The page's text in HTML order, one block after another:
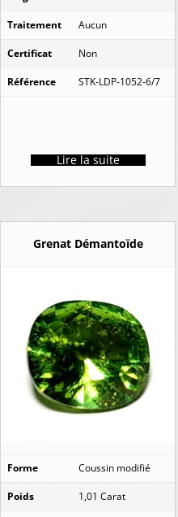
Traitement Aucun
Certificat Non
Référence STK-LDP-1052-6/7
Lire la suite
Grenat Démantoïde
Forme Coussin modifié
Poids 1,01 Carat